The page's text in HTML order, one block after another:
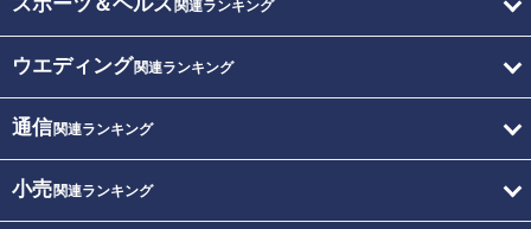
スポーツ＆ヘルス 関連ランキング
ウエディング関連ランキング
通信関連ランキング
小売関連ランキング